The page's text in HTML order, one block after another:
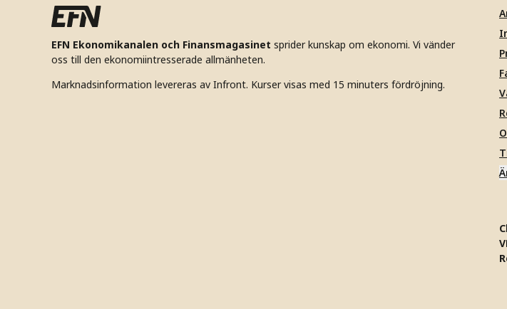
EFN Ekonomikanalen och Finansmagasinet sprider kunskap om ekonomi. Vi vänder
oss till den ekonomiintresserade allmänheten.
Marknadsinformation levereras av Infront. Kurser visas med 15 minuters fördröjning.